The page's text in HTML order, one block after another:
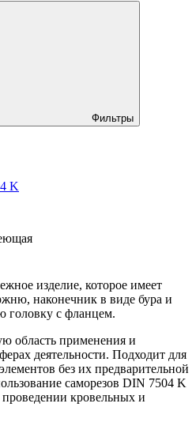
Фильтры
K
изделие, которое имеет
наконечник в виде бура и
головку с фланцем.
область применения и
деятельности. Подходит для
без их предварительной
саморезов DIN 7504 K
проведении кровельных и